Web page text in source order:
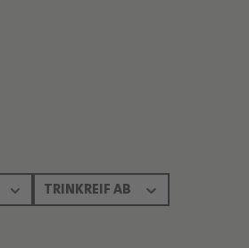
TRINKREIF AB